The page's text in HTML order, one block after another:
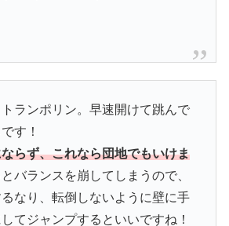
ランポリン。早速開けて跳んで
す！
らず、これなら団地でもいけま
バランスを崩してしまうので、
なり、転倒しないように壁に手
てジャンプするといいですね！